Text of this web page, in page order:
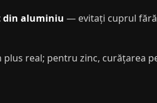
din aluminiu — evitați cuprul
real; pentru zinc, curățarea